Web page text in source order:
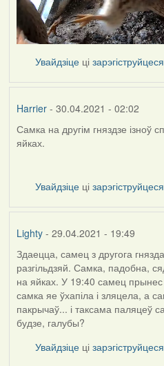
Увайдзіце цізарэгіструйцеся
Harrier- 30.04.2021 - 02:02
Самка на другім гняздзе ізноў
яйках.
Увайдзіце цізарэгіструйцеся
Lighty- 29.04.2021 - 19:49
Здаецца, самец з другога
разгільдзяй. Самка, падобна,
на яйках. У 19:40 самец прынес
самка яе ўхапіла і зляцела, а
пакрычаў... і таксама паляцеў
будзе, галубы?
Увайдзіце цізарэгіструйцеся